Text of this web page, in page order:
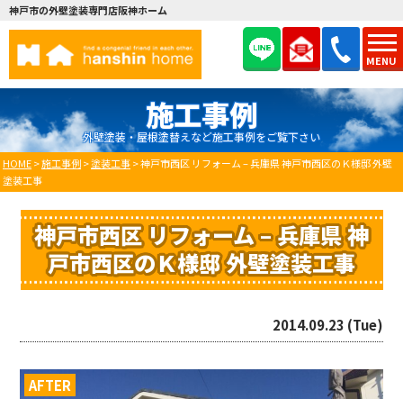
MENU
神戸市の外壁塗装専門店阪神ホーム
施工事例
外壁塗装・屋根塗替えなど施工事例をご覧下さい
HOME>施工事例>塗装工事>神戸市西区 リフォーム – 兵庫県 神戸市西区のＫ様邸 外壁
塗装工事
神戸市西区 リフォーム – 兵庫県 神
戸市西区のＫ様邸 外壁塗装工事
2014.09.23 (Tue)
AFTER